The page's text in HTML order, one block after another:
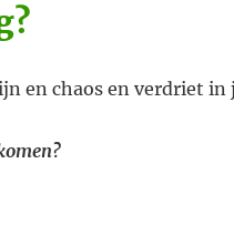
en chaos en verdriet in